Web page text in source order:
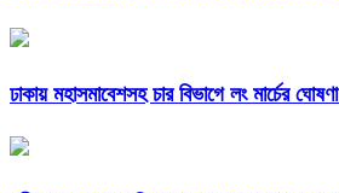
ঢাকায় মহাসমাবেশসহ চার বিভাগে লং মার্চের